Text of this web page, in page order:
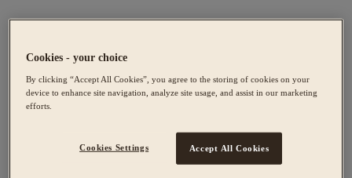
Cookies - your choice
By clicking “Accept All Cookies”, you agree to the storing of cookies on your
device to enhance site navigation, analyze site usage, and assist in our marketing
efforts.
Cookies Settings Accept All Cookies